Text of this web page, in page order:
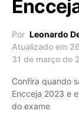
Por Leonardo
Atualizado em
31 de março de
Confira quando
Encceja 2023 e
do exame